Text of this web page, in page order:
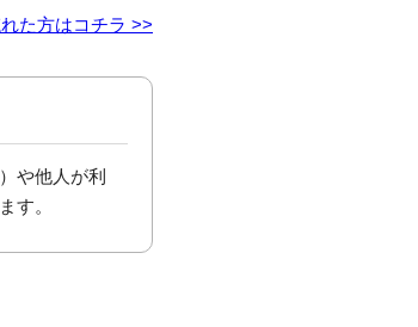
た方はコチラ >>
や他人が利
す。